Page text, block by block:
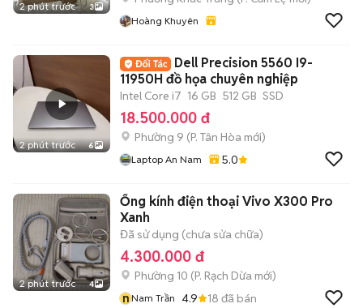
2 phút trước 3
Hoàng Khuyên
2 phút trước 6
Dell Precision 5560 I9-
11950H đồ họa chuyên nghiệp
Intel Core i7 16 GB 512 GB SSD
18.500.000 đ
Phường 9 (P. Tân Hòa mới)
Laptop An Nam 5.0
2 phút trước 4
Ống kính điện thoại Vivo X300 Pro
Xanh
Đã sử dụng (chưa sửa chữa)
4.300.000 đ
Phường 10 (P. Rạch Dừa mới)
nNam Trần 4.9 18 đã bán